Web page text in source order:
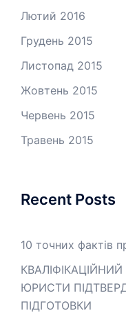
Лютий 2016
Грудень 2015
Листопад 2015
Жовтень 2015
Червень 2015
Травень 2015
Recent Posts
10 точних фактів
ЮРИСТИ
ПІДГОТОВКИ